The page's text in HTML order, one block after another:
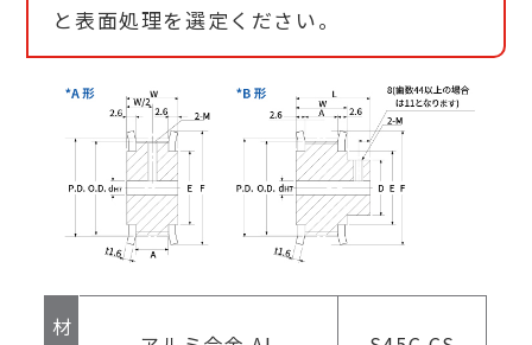
と表面処理を選定ください。
材